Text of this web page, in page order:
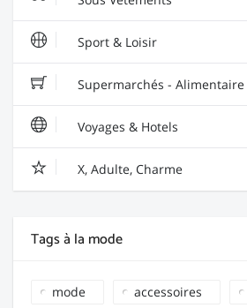
Sport & Loisir
Supermarchés - Alimentaire
Voyages & Hotels
X, Adulte, Charme
Tags à la mode
mode accessoires